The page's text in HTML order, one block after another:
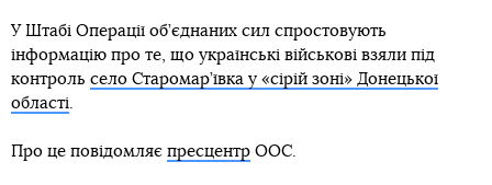
У Штабі Операції об’єднаних сил спростовують
інформацію про те, що українські військові взяли під
контроль село Старомар’ївка у «сірій зоні» Донецької
області.
Про це повідомляє пресцентр ООС.